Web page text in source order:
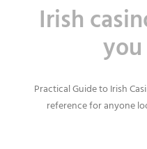
Irish
Practical Guide to Irish
reference for anyone